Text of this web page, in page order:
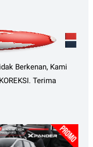
Berkenan, Kami
Terima